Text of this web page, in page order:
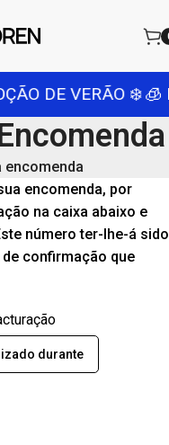
DE VERÃO ❄️🧊
encomenda
encomenda, por
na caixa abaixo e
número ter-lhe-á sido
confirmação que